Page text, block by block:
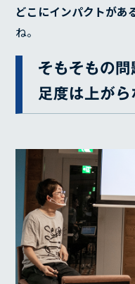
どこにインパクトがあ
ね。
そもそもの
足度は上がら